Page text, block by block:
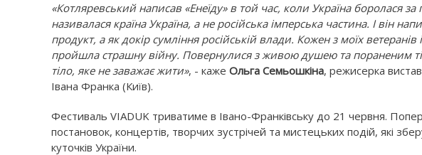
«Котляревський написав «Енеїду» в той час, коли Україна боролася
називалася країна Україна, а не російська імперська частина. І він
продукт, а як докір сумління російській влади. Кожен з моїх
пройшла страшну війну. Повернулися з живою душею та пораненим
тіло, яке не заважає жити», - каже Ольга Семьошкіна, режисерка
Івана Франка (Київ).
Фестиваль VIADUK триватиме в Івано-Франківську до 21 червня.
постановок, концертів, творчих зустрічей та мистецьких подій, які
куточків України.